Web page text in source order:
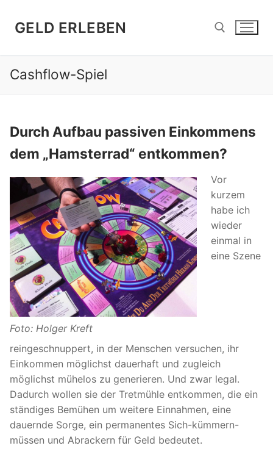
Inhalt
springen
GELD ERLEBEN
Cashflow-Spiel
Durch Aufbau passiven Einkommens
dem „Hamsterrad“ entkommen?
Foto: Holger Kreft
Vor
kurzem
habe ich
wieder
einmal in
eine Szene
reingeschnuppert, in der Menschen versuchen, ihr
Einkommen möglichst dauerhaft und zugleich
möglichst mühelos zu generieren. Und zwar legal.
Dadurch wollen sie der Tretmühle entkommen, die ein
ständiges Bemühen um weitere Einnahmen, eine
dauernde Sorge, ein permanentes Sich-kümmern-
müssen und Abrackern für Geld bedeutet.